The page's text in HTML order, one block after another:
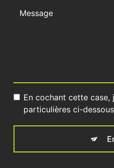
En cochant cette
particulières ci-